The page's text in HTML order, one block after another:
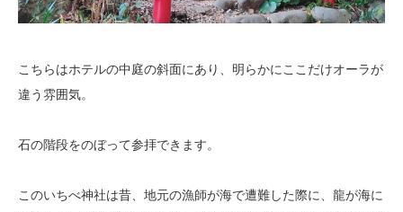
こちらはホテルの中庭の斜面にあり、明らかにここだけオーラが
違う雰囲気。
石の階段をのぼって参拝できます。
このいちべ神社は昔、地元の漁師が海で遭難した際に、龍が海に